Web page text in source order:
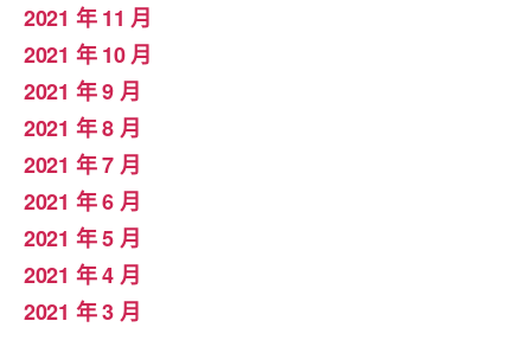
2021 年 11 月
2021 年 10 月
2021 年 9 月
2021 年 8 月
2021 年 7 月
2021 年 6 月
2021 年 5 月
2021 年 4 月
2021 年 3 月